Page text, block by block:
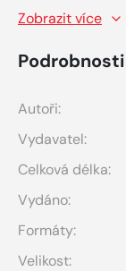
Zobrazit více
Podrobnosti
Autoři:
Vydavatel:
Celková délka:
Vydáno:
Formáty:
Velikost: